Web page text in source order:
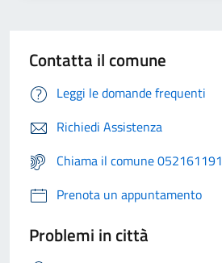
Contatta il comune
Leggi le domande frequenti
Richiedi Assistenza
Chiama il comune
Prenota un appuntamento
Problemi in città